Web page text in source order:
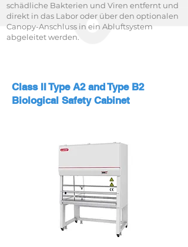
schädliche Bakterien und Viren entfernt und
direkt in das Labor oder über den optionalen
Canopy-Anschluss in ein Abluftsystem
abgeleitet werden.
Class II Type A2 and Type B2
Biological Safety Cabinet